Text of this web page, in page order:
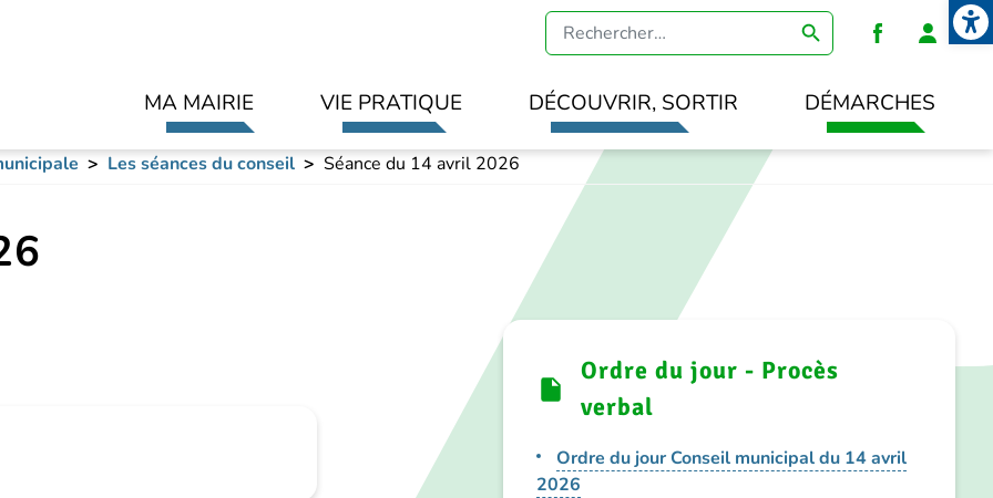
MA MAIRIE VIE PRATIQUE DÉCOUVRIR, SORTIR DÉMARCHES
Les séances du conseil Séance du 14 avril 2026
Ordre du jour - Procès
verbal
Ordre du jour Conseil municipal du 14 avril
2026